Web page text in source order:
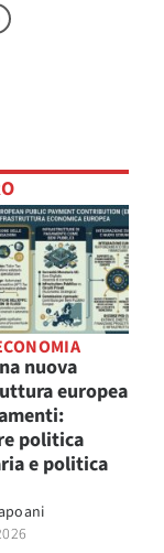
nuova
europea
politica
e politica